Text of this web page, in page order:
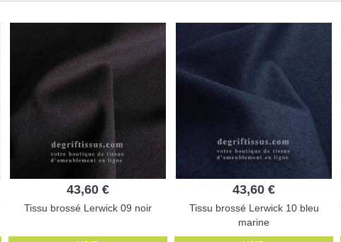
43,60 €
Tissu brossé Lerwick 09 noir
43,60 €
Tissu brossé Lerwick 10 bleu
marine